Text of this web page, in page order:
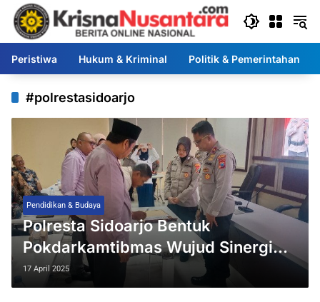
Langsung
konten
Peristiwa Hukum & Kriminal Politik & Pemerintahan
#polrestasidoarjo
Pendidikan & Budaya
Polresta Sidoarjo Bentuk
Pokdarkamtibmas Wujud Sinergi
Masyarakat dan Polri Ciptakan
Kamtibmas Kondusif
17 April 2025